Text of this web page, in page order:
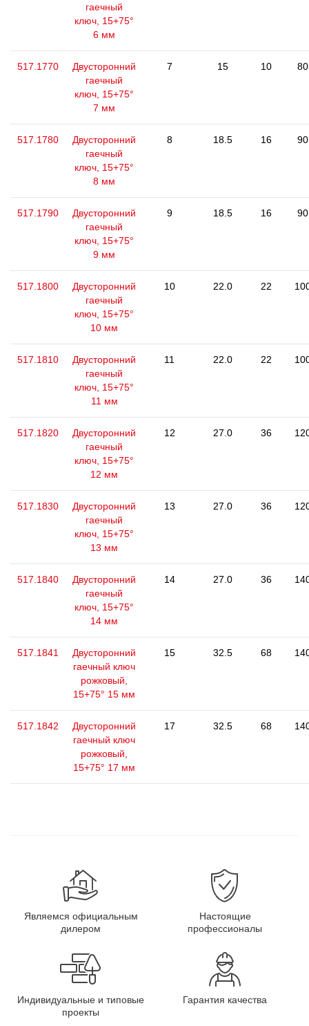
гаечный
ключ, 15+75°
6 мм
517.1770
Двусторонний
гаечный
ключ, 15+75°
7 мм
7 15 10
517.1780
Двусторонний
гаечный
ключ, 15+75°
8 мм
8 18.5 16
517.1790
Двусторонний
гаечный
ключ, 15+75°
9 мм
9 18.5 16
517.1800
Двусторонний
гаечный
ключ, 15+75°
10 мм
10 22.0 22
517.1810
Двусторонний
гаечный
ключ, 15+75°
11 мм
11 22.0 22
517.1820
Двусторонний
гаечный
ключ, 15+75°
12 мм
12 27.0 36
517.1830
Двусторонний
гаечный
ключ, 15+75°
13 мм
13 27.0 36
517.1840
Двусторонний
гаечный
ключ, 15+75°
14 мм
14 27.0 36
517.1841
Двусторонний
гаечный ключ
рожковый,
15+75° 15 мм
15 32.5 68
517.1842
Двусторонний
гаечный ключ
рожковый,
15+75° 17 мм
17 32.5 68
Являемся официальным
дилером
Настоящие
профессионалы
Индивидуальные и типовые
проекты
Гарантия качества